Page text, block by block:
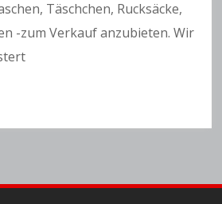
Täschchen, Rucksäcke,
-zum Verkauf anzubieten. Wir